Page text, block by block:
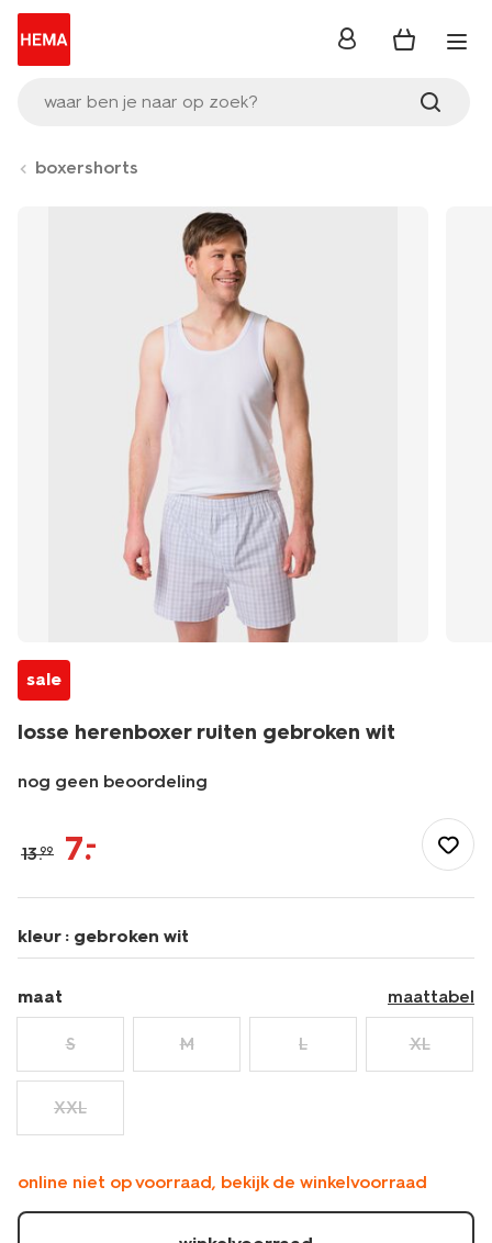
waar ben je naar op zoek?
inloggen
boxershorts
sale
losse herenboxer ruiten gebroken wit
nog geen beoordeling
herenboxer-
ruiten-
wit-
19190150OFFWHITE.html
13.99 7.–
kleur : gebroken wit
maat maattabel
S M L XL
XXL
online niet op voorraad, bekijk de winkelvoorraad